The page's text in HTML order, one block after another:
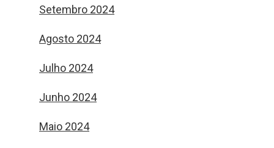
Setembro 2024
Agosto 2024
Julho 2024
Junho 2024
Maio 2024